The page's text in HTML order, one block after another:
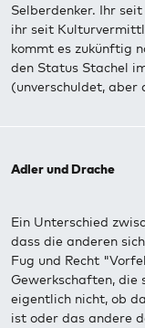
Selberdenker. Ihr
ihr seit
kommt es zukünftig
den Status Stachel
(unverschuldet, aber
Adler und Drache
Ein Unterschied
dass die anderen
Fug und Recht
Gewerkschaften,
eigentlich nicht, ob
ist oder das andere